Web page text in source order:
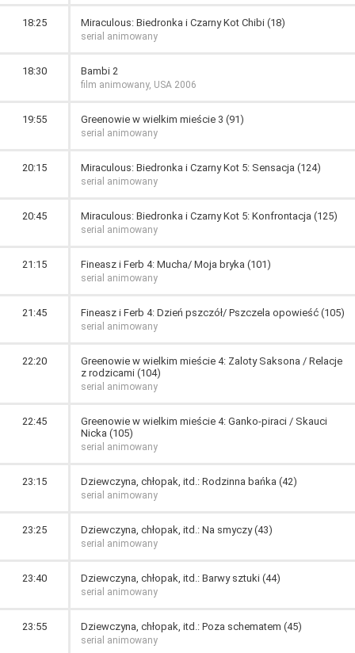
18:25 Miraculous: Biedronka i Czarny Kot Chibi (18)
serial animowany
18:30 Bambi 2
film animowany, USA 2006
19:55 Greenowie w wielkim mieście 3 (91)
serial animowany
20:15 Miraculous: Biedronka i Czarny Kot 5: Sensacja (124)
serial animowany
20:45 Miraculous: Biedronka i Czarny Kot 5: Konfrontacja (125)
serial animowany
21:15 Fineasz i Ferb 4: Mucha/ Moja bryka (101)
serial animowany
21:45 Fineasz i Ferb 4: Dzień pszczół/ Pszczela opowieść (105)
serial animowany
22:20
Greenowie w wielkim mieście 4: Zaloty Saksona / Relacje
z rodzicami (104)
serial animowany
22:45
Greenowie w wielkim mieście 4: Ganko-piraci / Skauci
Nicka (105)
serial animowany
23:15 Dziewczyna, chłopak, itd.: Rodzinna bańka (42)
serial animowany
23:25 Dziewczyna, chłopak, itd.: Na smyczy (43)
serial animowany
23:40 Dziewczyna, chłopak, itd.: Barwy sztuki (44)
serial animowany
23:55 Dziewczyna, chłopak, itd.: Poza schematem (45)
serial animowany